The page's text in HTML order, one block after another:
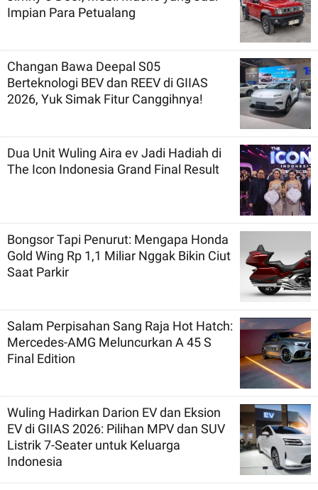
Impian Para Petualang
Changan Bawa Deepal S05
Berteknologi BEV dan REEV di GIIAS
2026, Yuk Simak Fitur Canggihnya!
Dua Unit Wuling Aira ev Jadi Hadiah di
The Icon Indonesia Grand Final Result
Bongsor Tapi Penurut: Mengapa Honda
Gold Wing Rp 1,1 Miliar Nggak Bikin Ciut
Saat Parkir
Salam Perpisahan Sang Raja Hot Hatch:
Mercedes-AMG Meluncurkan A 45 S
Final Edition
Wuling Hadirkan Darion EV dan Eksion
EV di GIIAS 2026: Pilihan MPV dan SUV
Listrik 7-Seater untuk Keluarga
Indonesia